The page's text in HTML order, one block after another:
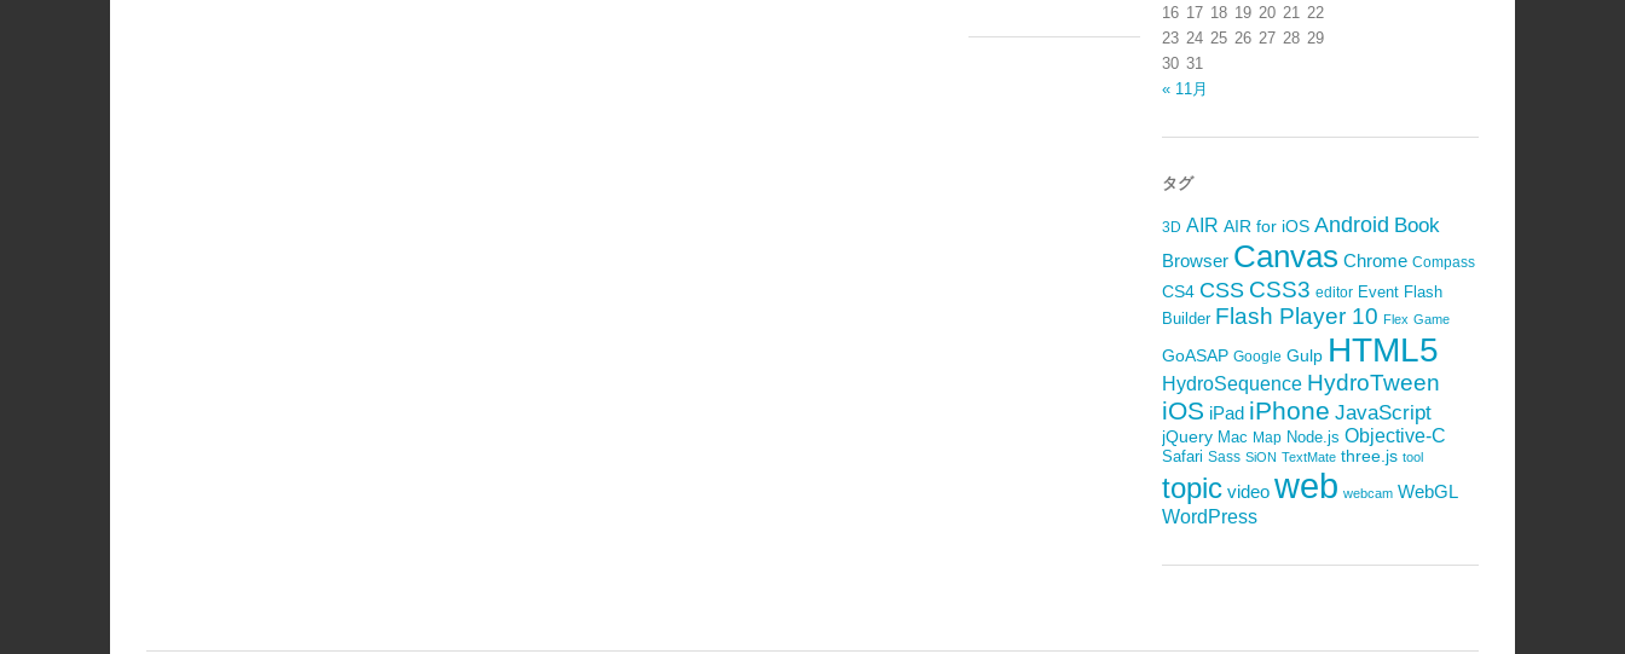
16 17 18 19 20 21 22
23 24 25 26 27 28 29
30 31
« 11月
タグ
3D AIR AIR for iOS Android Book
Browser Canvas Chrome Compass
CS4 CSS CSS3 editor Event Flash
Builder Flash Player 10 Flex Game
GoASAP Google Gulp HTML5
HydroSequence HydroTween
iOS iPad iPhone JavaScript
jQuery Mac Map Node.js Objective-C
Safari Sass SiON TextMate three.js tool
topic video web webcam WebGL
WordPress